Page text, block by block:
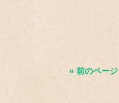
« 前のページ